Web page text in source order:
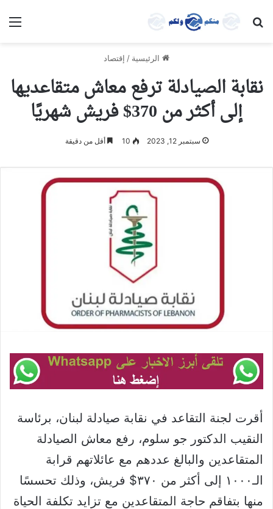
بحث عن
الرئيسية / إقتصاد
نقابة الصيادلة ترفع معاش متقاعديها
إلى أكثر من 370$ فريش شهريًا
سبتمبر 12, 2023 10 أقل من دقيقة
أقرت لجنة التقاعد في نقابة صيادلة لبنان، برئاسة
النقيب الدكتور جو سلوم، رفع معاش الصيادلة
المتقاعدين والبالغ عددهم مع عائلاتهم قرابة
الـ١٠٠٠ إلى أكثر من ٣٧٠$ فريش، وذلك تحسسًا
منها بتفاقم حاجة المتقاعدين مع تزايد تكلفة الحياة